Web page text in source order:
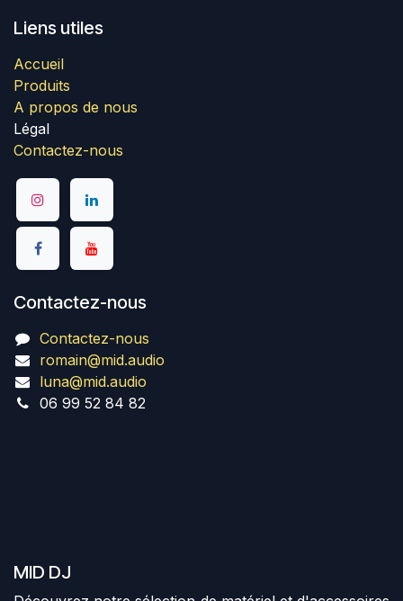
Liens utiles
Accueil
Produits
A propos de nous
Légal
Contactez-nous
Contactez-nous
Contactez-nous
romain@mid.audio
luna@mid.audio
06 99 52 84 82
MID DJ